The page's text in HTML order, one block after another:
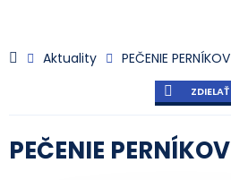
Aktuality PEČENIE PERNÍKOV
ZDIELAŤ
PEČENIE PERNÍKOV